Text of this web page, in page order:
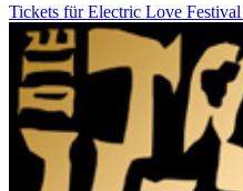
Tickets für Electric Love